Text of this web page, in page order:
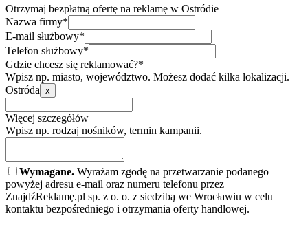
Otrzymaj bezpłatną ofertę na reklamę w Ostródie
Nazwa firmy*
E-mail służbowy*
Telefon służbowy*
Gdzie chcesz się reklamować?*
Wpisz np. miasto, województwo. Możesz dodać kilka lokalizacji.
Ostróda x
Więcej szczegółów
Wpisz np. rodzaj nośników, termin kampanii.
Wymagane. Wyrażam zgodę na przetwarzanie podanego
powyżej adresu e-mail oraz numeru telefonu przez
ZnajdźReklamę.pl sp. z o. o. z siedzibą we Wrocławiu w celu
kontaktu bezpośredniego i otrzymania oferty handlowej.